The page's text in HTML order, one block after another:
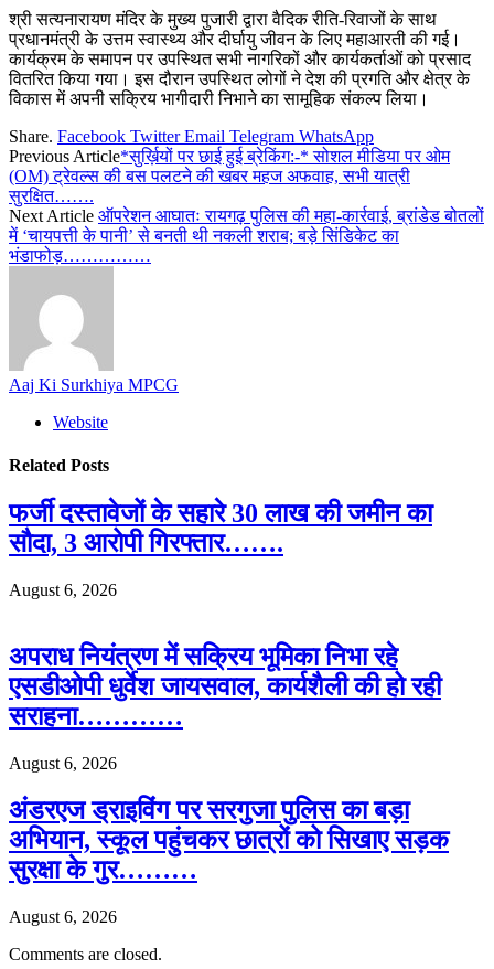
श्री सत्यनारायण मंदिर के मुख्य पुजारी द्वारा वैदिक रीति-रिवाजों के साथ
प्रधानमंत्री के उत्तम स्वास्थ्य और दीर्घायु जीवन के लिए महाआरती की गई।
कार्यक्रम के समापन पर उपस्थित सभी नागरिकों और कार्यकर्ताओं को प्रसाद
वितरित किया गया। इस दौरान उपस्थित लोगों ने देश की प्रगति और क्षेत्र के
विकास में अपनी सक्रिय भागीदारी निभाने का सामूहिक संकल्प लिया।
Share. Facebook Twitter Email Telegram WhatsApp
Previous Article*सुर्ख़ियों पर छाई हुई ब्रेकिंग:-* सोशल मीडिया पर ओम
(OM) ट्रेवल्स की बस पलटने की खबर महज अफवाह, सभी यात्री
सुरक्षित…….
Next Article ऑपरेशन आघातः रायगढ़ पुलिस की महा-कार्रवाई, ब्रांडेड बोतलों
में ‘चायपत्ती के पानी’ से बनती थी नकली शराब; बड़े सिंडिकेट का
भंडाफोड़……………
Aaj Ki Surkhiya MPCG
Website
Related Posts
फर्जी दस्तावेजों के सहारे 30 लाख की जमीन का
सौदा, 3 आरोपी गिरफ्तार…….
August 6, 2026
अपराध नियंत्रण में सक्रिय भूमिका निभा रहे
एसडीओपी धुर्वेश जायसवाल, कार्यशैली की हो रही
सराहना…………
August 6, 2026
अंडरएज ड्राइविंग पर सरगुजा पुलिस का बड़ा
अभियान, स्कूल पहुंचकर छात्रों को सिखाए सड़क
सुरक्षा के गुर………
August 6, 2026
Comments are closed.